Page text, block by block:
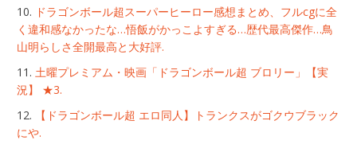
ドラゴンボール超スーパーヒーロー感想まとめ、フルcgに全
く違和感なかったな…悟飯がかっこよすぎる…歴代最高傑作…鳥
山明らしさ全開最高と大好評.
土曜プレミアム・映画「ドラゴンボール超 ブロリー」【実
況】 ★3.
【ドラゴンボール超 エロ同人】トランクスがゴクウブラック
にや.